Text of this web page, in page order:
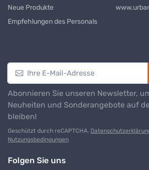
Neue Produkte
Empfehlungen des Personals
Abonnieren Sie unseren Newsletter,
Neuheiten und Sonderangebote auf
bleiben!
Geschützt durch reCAPTCHA.
Nutzungsbedingungen
Folgen Sie uns